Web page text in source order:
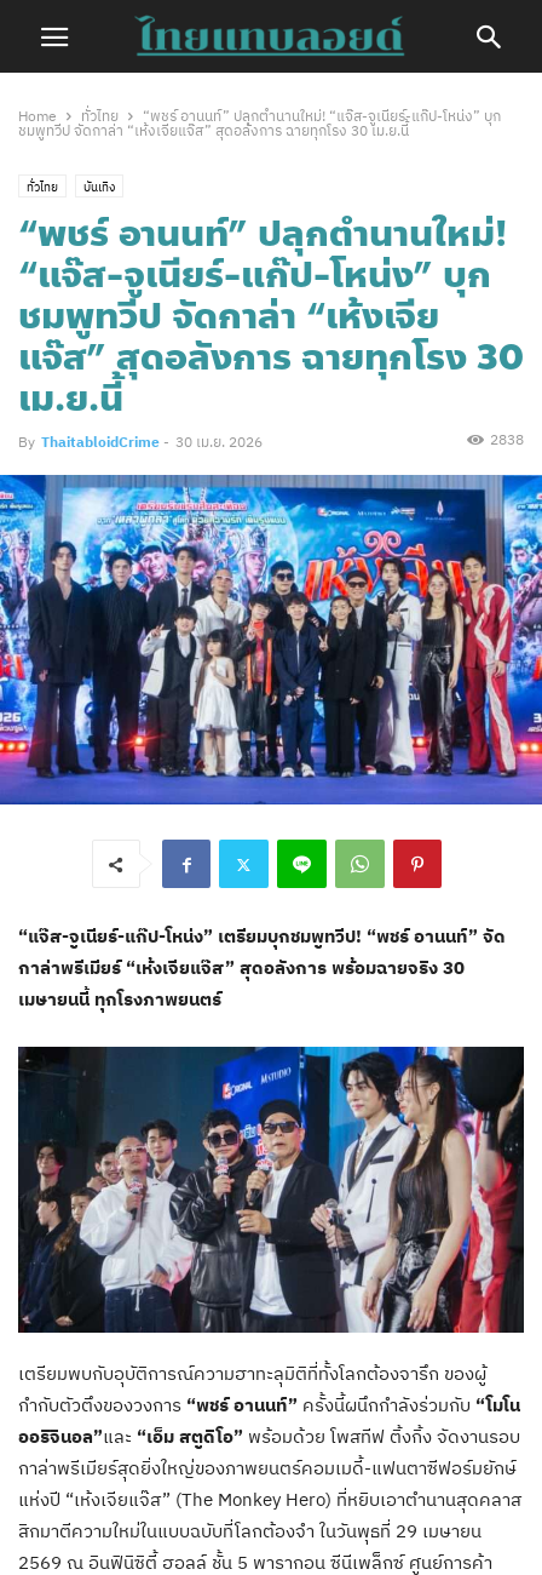
Home ทั่วไทย
“พชร์ อานนท์” ปลุกตำนานใหม่! “แจ๊ส-จูเนียร์-แก๊ป-โหน่ง” บุก
ชมพูทวีป จัดกาล่า “เห้งเจียแจ๊ส” สุดอลังการ ฉายทุกโรง 30 เม.ย.นี้
ทั่วไทย บันเทิง
“พชร์ อานนท์” ปลุกตำนานใหม่!
“แจ๊ส-จูเนียร์-แก๊ป-โหน่ง” บุก
ชมพูทวีป จัดกาล่า “เห้งเจีย
แจ๊ส” สุดอลังการ ฉายทุกโรง 30
เม.ย.นี้
By ThaitabloidCrime - 30 เม.ย. 2026 2838
“แจ๊ส-จูเนียร์-แก๊ป-โหน่ง” เตรียมบุกชมพูทวีป! “พชร์ อานนท์” จัด
กาล่าพรีเมียร์ “เห้งเจียแจ๊ส” สุดอลังการ พร้อมฉายจริง 30
เมษายนนี้ ทุกโรงภาพยนตร์
เตรียมพบกับอุบัติการณ์ความฮาทะลุมิติที่ทั้งโลกต้องจารึก ของผู้
กำกับตัวตึงของวงการ “พชร์ อานนท์” ครั้งนี้ผนึกกำลังร่วมกับ “โมโน
ออริจินอล”และ “เอ็ม สตูดิโอ” พร้อมด้วย โพสทีฟ ติ้งกิ้ง จัดงานรอบ
กาล่าพรีเมียร์สุดยิ่งใหญ่ของภาพยนตร์คอมเมดี้-แฟนตาซีฟอร์มยักษ์
แห่งปี “เห้งเจียแจ๊ส” (The Monkey Hero) ที่หยิบเอาตำนานสุดคลาส
สิกมาตีความใหม่ในแบบฉบับที่โลกต้องจำ ในวันพุธที่ 29 เมษายน
2569 ณ อินฟินิซิตี้ ฮอลล์ ชั้น 5 พารากอน ซีนีเพล็กซ์ ศูนย์การค้า